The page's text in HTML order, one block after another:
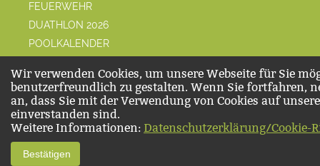
FEUERWEHR
DUATHLON 2026
POOLKALENDER
Wir verwenden Cookies, um unsere Webseite für Sie
benutzerfreundlich zu gestalten. Wenn Sie fortfahren,
an, dass Sie mit der Verwendung von Cookies auf
einverstanden sind.
Weitere Informationen: Datenschutzerklärung/Cookie-
Bestätigen